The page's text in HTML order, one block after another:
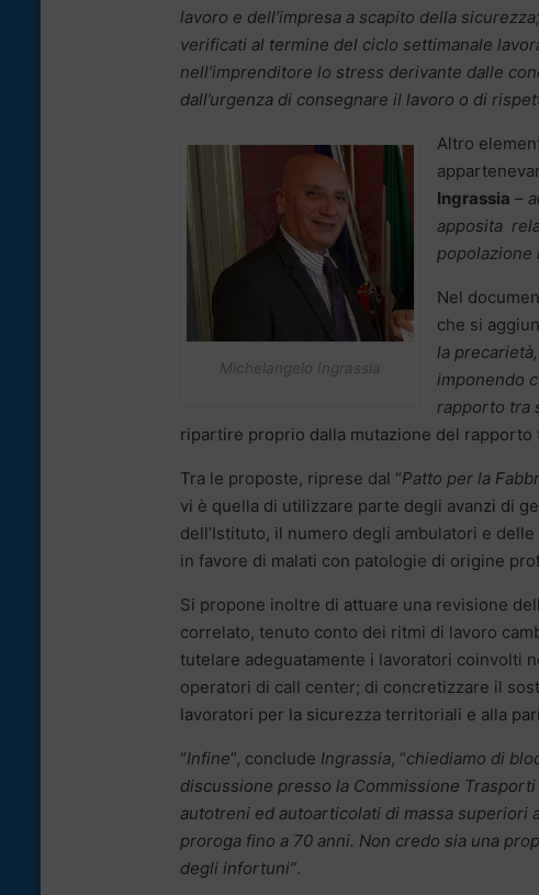
lavoro e dell’impresa a scapito della
verificati al termine del ciclo settimanale
nell’imprenditore lo stress derivante dalle
dall’urgenza di consegnare il lavoro o di
Michelangelo Ingrassia
Altro
Ingrassia –
apposita
popolazione
Nel
che si
la
imponendo
rapporto tra
ripartire proprio dalla mutazione del rapporto
Tra le proposte, riprese dal “Patto per la
vi è quella di utilizzare parte degli avanzi di
dell’Istituto, il numero degli ambulatori e
in favore di malati con patologie di origine
Si propone inoltre di attuare una revisione
correlato, tenuto conto dei ritmi di lavoro
tutelare adeguatamente i lavoratori coinvolti
operatori di call center; di concretizzare il
lavoratori per la sicurezza territoriali e alla
“Infine”, conclude Ingrassia, “chiediamo di
discussione presso la Commissione
autotreni ed autoarticolati di massa superiori
proroga fino a 70 anni. Non credo sia una
degli infortuni”.